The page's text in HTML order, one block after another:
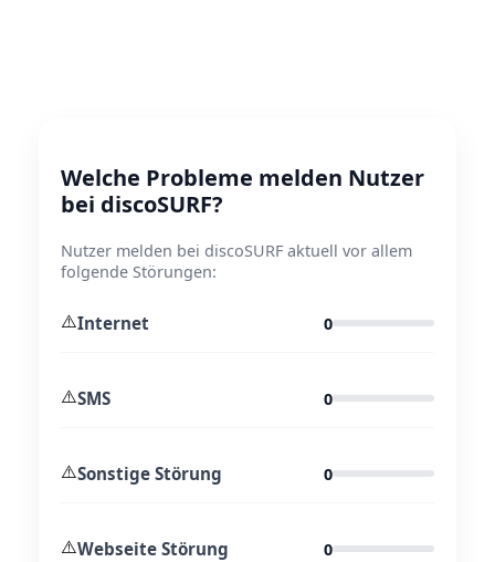
Welche Probleme melden Nutzer
bei discoSURF?
Nutzer melden bei discoSURF aktuell vor allem
folgende Störungen:
⚠️Internet 0
⚠️SMS 0
⚠️Sonstige Störung 0
⚠️Webseite Störung 0